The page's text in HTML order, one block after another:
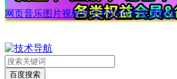
网页音乐图片视频地图新闻问答微博购物